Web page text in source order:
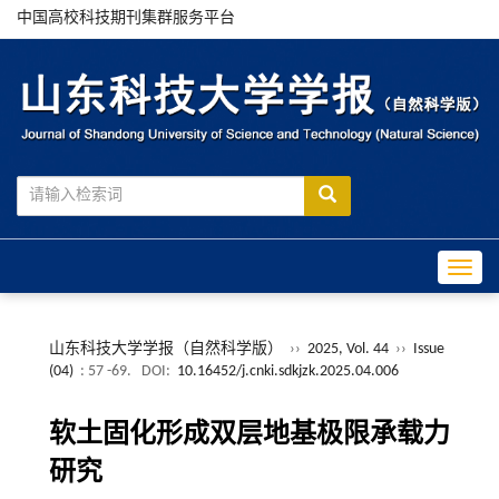
中国高校科技期刊集群服务平台
山东科技大学学报（自然科学版） ›› 2025, Vol. 44 ›› Issue
(04) : 57 -69. DOI: 10.16452/j.cnki.sdkjzk.2025.04.006
软土固化形成双层地基极限承载力
研究